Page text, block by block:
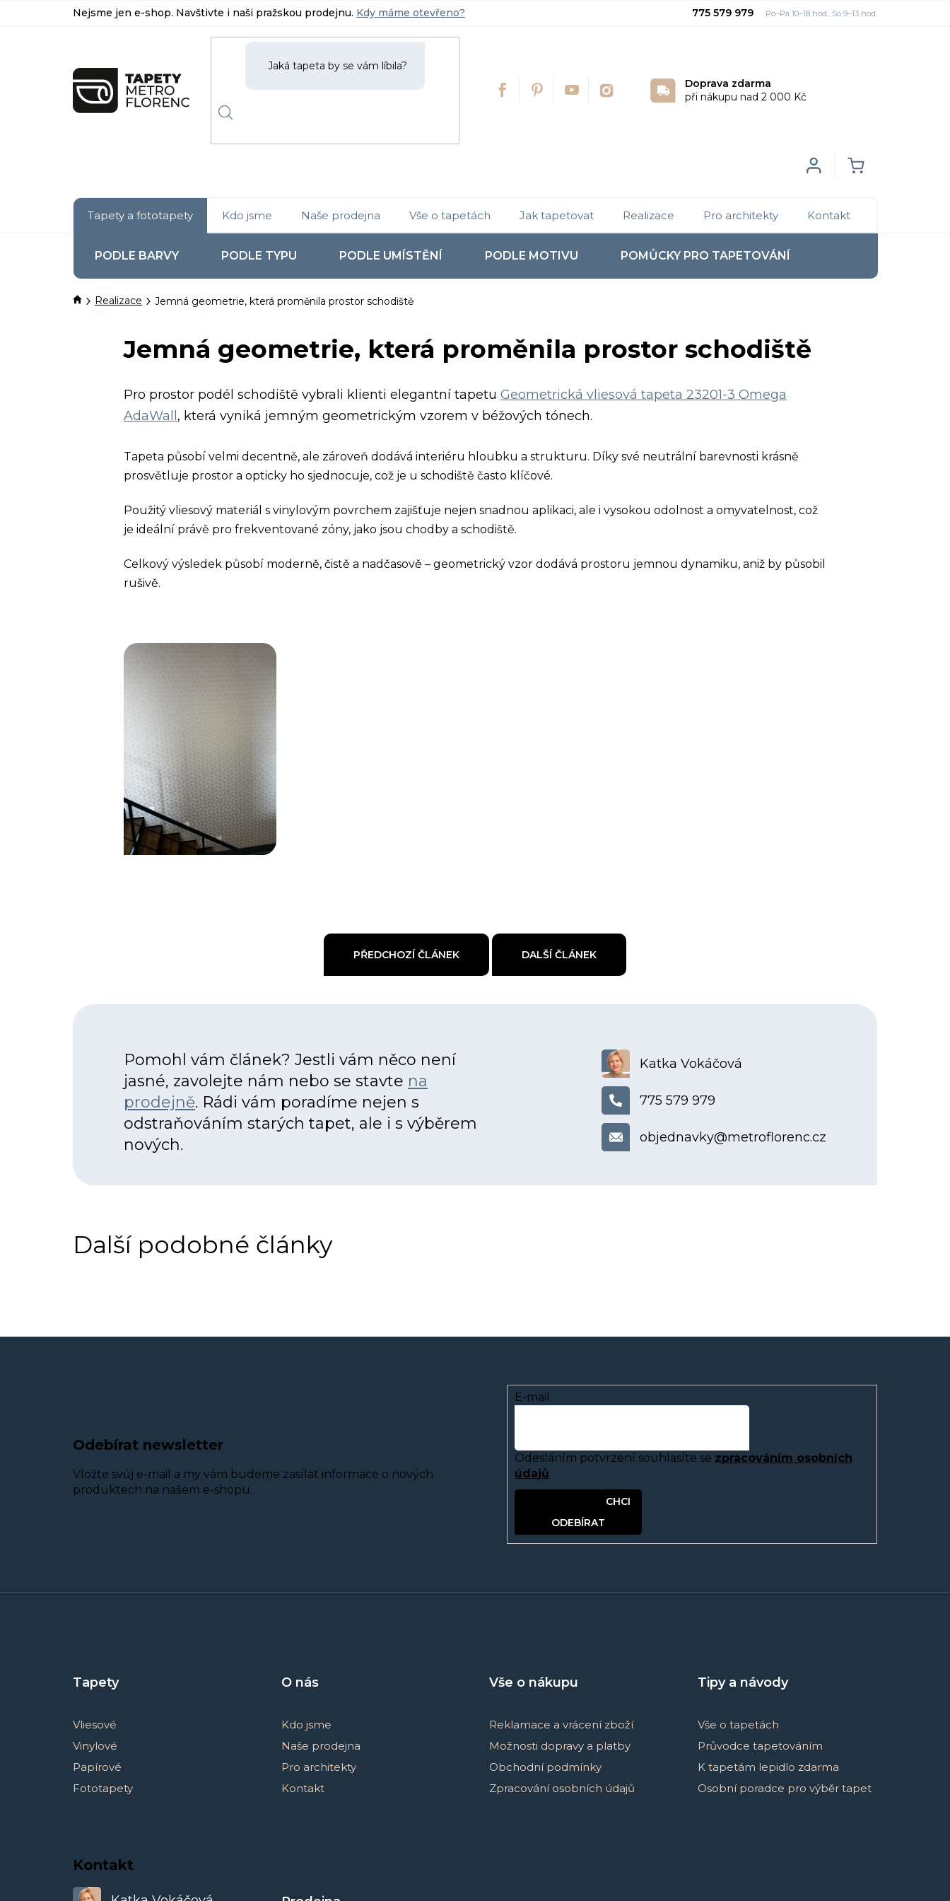
na
Nejsme jen e-shop. Navštivte i naši pražskou prodejnu. Kdy máme otevřeno? 775 579 979
Doprava zdarma
při nákupu nad 2 000 Kč
Login
Tapety a fototapety
PODLE BARVY PODLE TYPU PODLE UMÍSTĚNÍ PODLE MOTIVU POMŮCKY PRO TAPETOVÁNÍ
Kdo jsme Naše prodejna Vše o tapetách Jak tapetovat Realizace Pro architekty Kontakt
DomůRealizace Jemná geometrie, která proměnila prostor schodiště
Jemná geometrie, která proměnila prostor schodiště
Pro prostor podél schodiště vybrali klienti elegantní tapetu Geometrická vliesová tapeta 23201-3 Omega
AdaWall, která vyniká jemným geometrickým vzorem v béžových tónech.
Tapeta působí velmi decentně, ale zároveň dodává interiéru hloubku a strukturu. Díky své neutrální barevnosti krásně
prosvětluje prostor a opticky ho sjednocuje, což je u schodiště často klíčové.
Použitý vliesový materiál s vinylovým povrchem zajišťuje nejen snadnou aplikaci, ale i vysokou odolnost a omyvatelnost, což
je ideální právě pro frekventované zóny, jako jsou chodby a schodiště.
Celkový výsledek působí moderně, čistě a nadčasově – geometrický vzor dodává prostoru jemnou dynamiku, aniž by působil
rušivě.
PŘEDCHOZÍ ČLÁNEK DALŠÍ ČLÁNEK
Pomohl vám článek? Jestli vám něco není
jasné, zavolejte nám nebo se stavte na
prodejně. Rádi vám poradíme nejen s
odstraňováním starých tapet, ale i s výběrem
nových.
Katka Vokáčová
objednavky@metroflorenc.cz
775 579 979
Další podobné články
Odebírat newsletter
Vložte svůj e-mail a my vám budeme zasílat informace o nových
produktech na našem e-shopu.
E-mail
Odesláním potvrzení souhlasíte se zpracováním osobních
údajů
Tapety
Vliesové
Vinylové
Papírové
Fototapety
O nás
Kdo jsme
Naše prodejna
Pro architekty
Kontakt
Vše o nákupu
Reklamace a vrácení zboží
Možnosti dopravy a platby
Obchodní podmínky
Zpracování osobních údajů
Tipy a návody
Vše o tapetách
Průvodce tapetováním
K tapetám lepidlo zdarma
Osobní poradce pro výběr tapet
Kontakt